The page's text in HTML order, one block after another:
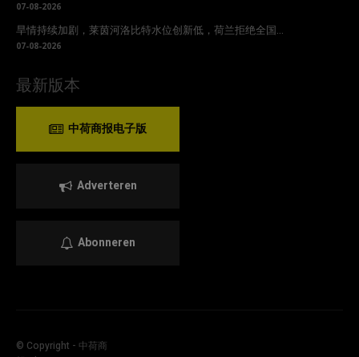
07-08-2026
旱情持续加剧，莱茵河洛比特水位创新低，荷兰拒绝全国...
07-08-2026
最新版本
中荷商报电子版
Adverteren
Abonneren
© Copyright - 中荷商